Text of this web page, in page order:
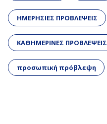
ΗΜΕΡΗΣΙΕΣ ΠΡΟΒΛΕΨΕΙΣ
ΚΑΘΗΜΕΡΙΝΕΣ ΠΡΟΒΛΕΨΕΙΣ
προσωπική πρόβλεψη